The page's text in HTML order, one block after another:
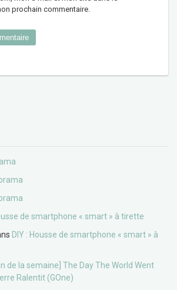
prochain commentaire.
de smartphone « smart » à tirette
DIY : Housse de smartphone « smart » à
de la semaine] The Day The World Went
Ralentit (GOne)